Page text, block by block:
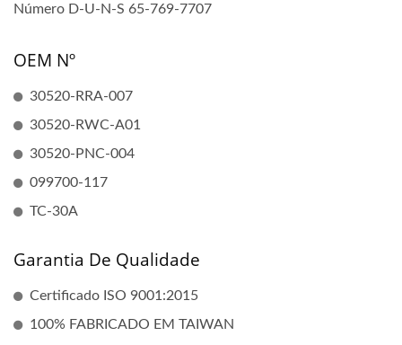
Número D-U-N-S 65-769-7707
OEM Nº
30520-RRA-007
30520-RWC-A01
30520-PNC-004
099700-117
TC-30A
Garantia De Qualidade
Certificado ISO 9001:2015
100% FABRICADO EM TAIWAN